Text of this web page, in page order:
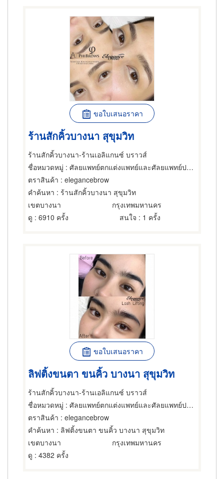
ขอใบเสนอราคา
ร้านสักคิ้วบางนา สุขุมวิท
ร้านสักคิ้วบางนา-ร้านเอลิแกนซ์ บราวส์
ชื่อหมวดหมู่ : ศัลยแพทย์ตกแต่งแพทย์และศัลยแพทย์ปริญญา
ตราสินค้า : elegancebrow
คำค้นหา : ร้านสักคิ้วบางนา สุขุมวิท
เขตบางนา
กรุงเทพมหานคร
ดู : 6910 ครั้ง สนใจ : 1 ครั้ง
ขอใบเสนอราคา
ลิฟติ้งขนตา ขนคิ้ว บางนา สุขุมวิท
ร้านสักคิ้วบางนา-ร้านเอลิแกนซ์ บราวส์
ชื่อหมวดหมู่ : ศัลยแพทย์ตกแต่งแพทย์และศัลยแพทย์ปริญญา
ตราสินค้า : elegancebrow
คำค้นหา : ลิฟติ้งขนตา ขนคิ้ว บางนา สุขุมวิท
เขตบางนา
กรุงเทพมหานคร
ดู : 4382 ครั้ง